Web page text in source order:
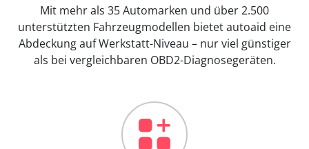
Mit mehr als 35 Automarken und über 2.500
unterstützten Fahrzeugmodellen bietet autoaid eine
Abdeckung auf Werkstatt-Niveau – nur viel günstiger
als bei vergleichbaren OBD2-Diagnosegeräten.